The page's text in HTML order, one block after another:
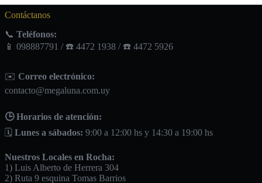
Contáctanos
📞 Teléfonos:
📱 098887791 / ☎️ 4472 1938 / ☎️ 4472 5926
✉️ Correo electrónico:
contacto@megaluna.com.uy
🕒 Horarios de atención:
🗓️ Lunes a sábados: 9:00 a 12:00 hs y 14:30 a 19:00 hs
Nuestros Locales en Rocha:
1) Luis Alberto de Herrera 304
2) Ruta 9 esquina Tomas Barrios